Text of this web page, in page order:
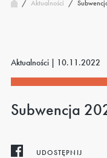
/ Aktualności /
Aktualności | 10.11.2022
Subwencja
UDOSTĘPNIJ